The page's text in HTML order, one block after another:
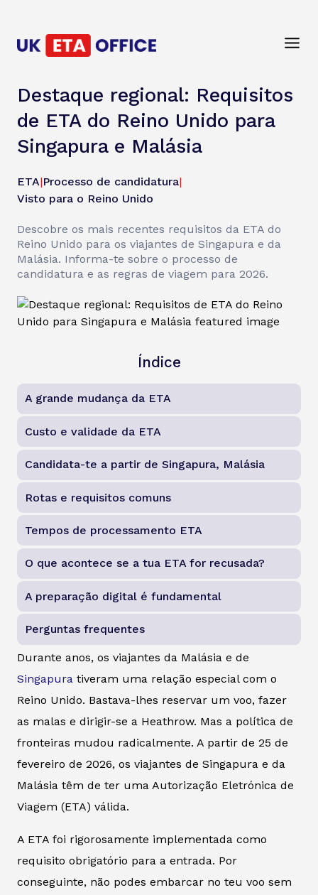
Destaque regional: Requisitos
de ETA do Reino Unido para
Singapura e Malásia
ETA|Processo de candidatura|
Visto para o Reino Unido
Descobre os mais recentes requisitos da ETA do
Reino Unido para os viajantes de Singapura e da
Malásia. Informa-te sobre o processo de
candidatura e as regras de viagem para 2026.
Índice
A grande mudança da ETA
Custo e validade da ETA
Candidata-te a partir de Singapura, Malásia
Rotas e requisitos comuns
Tempos de processamento ETA
O que acontece se a tua ETA for recusada?
A preparação digital é fundamental
Perguntas frequentes
Durante anos, os viajantes da Malásia e de
Singapura tiveram uma relação especial com o
Reino Unido. Bastava-lhes reservar um voo, fazer
as malas e dirigir-se a Heathrow. Mas a política de
fronteiras mudou radicalmente. A partir de 25 de
fevereiro de 2026, os viajantes de Singapura e da
Malásia têm de ter uma Autorização Eletrónica de
Viagem (ETA) válida.
A ETA foi rigorosamente implementada como
requisito obrigatório para a entrada. Por
conseguinte, não podes embarcar no teu voo sem